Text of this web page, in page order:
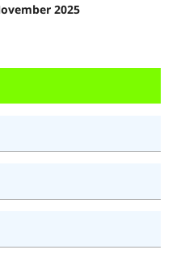
2025